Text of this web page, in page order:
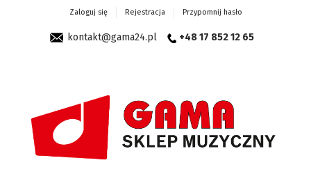
Zaloguj się Rejestracja Przypomnij hasło
kontakt@gama24.pl +48 17 852 12 65